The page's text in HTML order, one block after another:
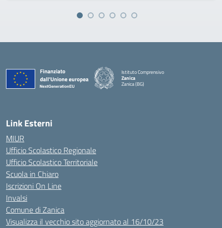
Istituto Comprensivo
Zanica
Zanica (BG)
Link Esterni
MIUR
Ufficio Scolastico Regionale
Ufficio Scolastico Territoriale
Scuola in Chiaro
Iscrizioni On Line
Invalsi
Comune di Zanica
Visualizza il vecchio sito aggiornato al 16/10/23